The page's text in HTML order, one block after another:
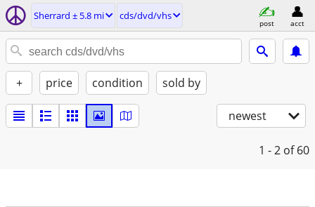
Sherrard ± 5.8 mi cds/dvd/vhs
post acct
+ price condition sold by
newest
1 - 2 of 60